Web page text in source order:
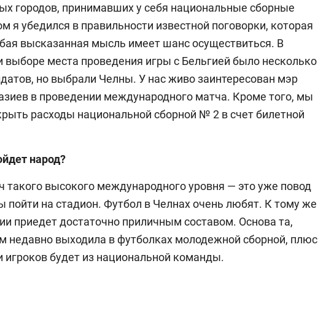
городов, принимавших у себя национальные сборные
я убедился в правильности известной поговорки, которая
высказанная мысль имеет шанс осуществиться. В
выборе места проведения игры с Бельгией было несколько
но выбрали Челны. У нас живо заинтересован мэр
в проведении международного матча. Кроме того, мы
расходы национальной сборной № 2 в счет билетной
народ?
высокого международного уровня — это уже повод
пойти на стадион. Футбол в Челнах очень любят. К тому же
приедет достаточно приличным составом. Основа та,
недавно выходила в футболках молодежной сборной, плюс
игроков будет из национальной команды.